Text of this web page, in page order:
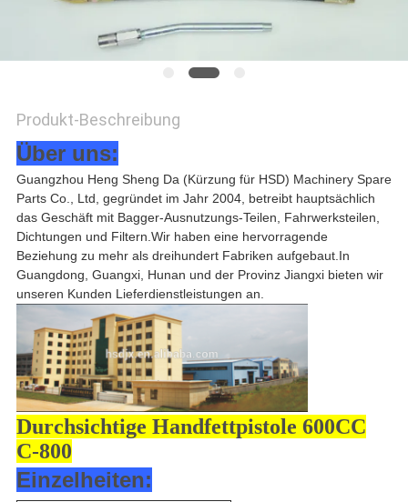
SITEMAP
POLICY
Produkt-Beschreibung
Über uns:
Guangzhou Heng Sheng Da (Kürzung für HSD) Machinery Spare
Parts Co., Ltd, gegründet im Jahr 2004, betreibt hauptsächlich
das Geschäft mit Bagger-Ausnutzungs-Teilen, Fahrwerksteilen,
Dichtungen und Filtern.Wir haben eine hervorragende
Beziehung zu mehr als dreihundert Fabriken aufgebaut.In
Guangdong, Guangxi, Hunan und der Provinz Jiangxi bieten wir
unseren Kunden Lieferdienstleistungen an.
Durchsichtige Handfettpistole 600CC
C-800
Einzelheiten: